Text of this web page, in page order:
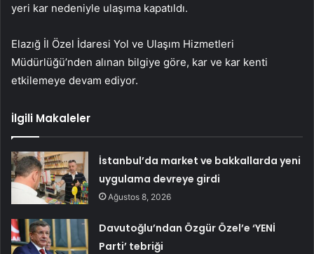
yeri kar nedeniyle ulaşıma kapatıldı.
Elazığ İl Özel İdaresi Yol ve Ulaşım Hizmetleri
Müdürlüğü’nden alınan bilgiye göre, kar ve kar kenti
etkilemeye devam ediyor.
İlgili Makaleler
İstanbul’da market ve bakkallarda yeni
uygulama devreye girdi
Ağustos 8, 2026
Davutoğlu’ndan Özgür Özel’e ‘YENİ
Parti’ tebriği